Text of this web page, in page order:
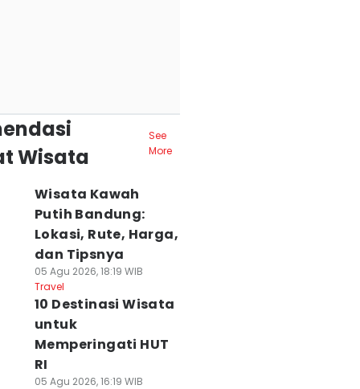
Wisata
See
More
Wisata Kawah
Putih Bandung:
Lokasi, Rute, Harga,
dan Tipsnya
05 Agu 2026, 18:19 WIB
Travel
10 Destinasi Wisata
untuk
Memperingati HUT
RI
05 Agu 2026, 16:19 WIB